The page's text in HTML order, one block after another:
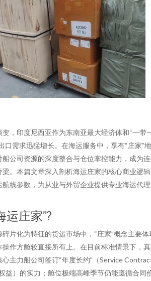
，印度尼西亚作为东南亚最大经济体和“一带
口需求迅猛增长。在海运服务中，享有“庄家”
公司资源的深度整合与仓位掌控能力，成为
。本篇文章深入剖析海运庄家的核心商业逻
线参数，为从业与外贸企业提供专业海运代
运庄家”?
片化为特征的货运市场中，“庄家”概念主要体
作方舱较直接所有上。在目前标准情景下，
心主力船公司签订“年度长约”（Service
益）的实力；舱位极端高峰季节仍能遵循合同